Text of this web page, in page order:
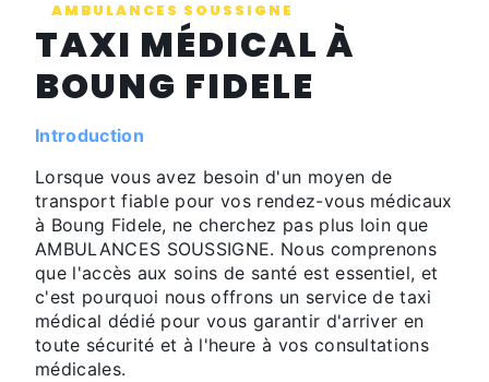
AMBULANCES SOUSSIGNE
TAXI MÉDICAL À
BOUNG FIDELE
Introduction
Lorsque vous avez besoin d'un moyen de
transport fiable pour vos rendez-vous médicaux
à Boung Fidele, ne cherchez pas plus loin que
AMBULANCES SOUSSIGNE. Nous comprenons
que l'accès aux soins de santé est essentiel, et
c'est pourquoi nous offrons un service de taxi
médical dédié pour vous garantir d'arriver en
toute sécurité et à l'heure à vos consultations
médicales.